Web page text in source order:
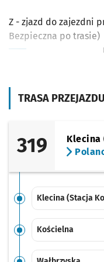
TRASA
319
Klecina
Klecina (Stacja
Kościelna
Z - zjazd do zajezdni
Bezpieczna po trasie)